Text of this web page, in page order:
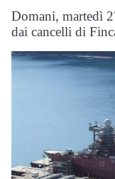
Domani, martedì
dai cancelli di